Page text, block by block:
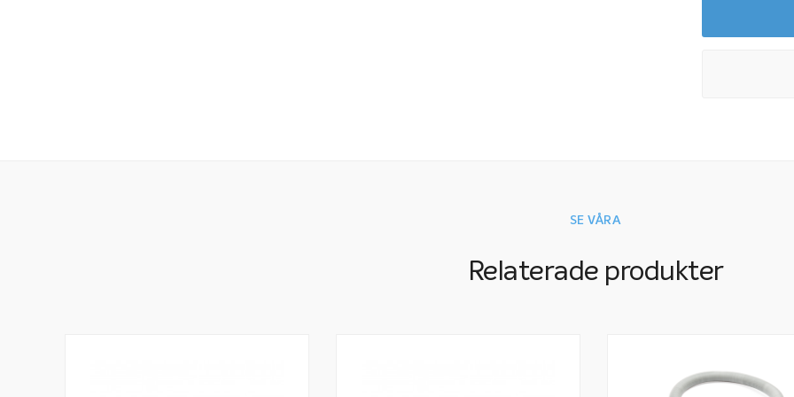
Fjärrstyr din
Med vår nya
frånslag samt
din Miami Pool.
poolbelysning
SE VÅRA
Relaterade produkter